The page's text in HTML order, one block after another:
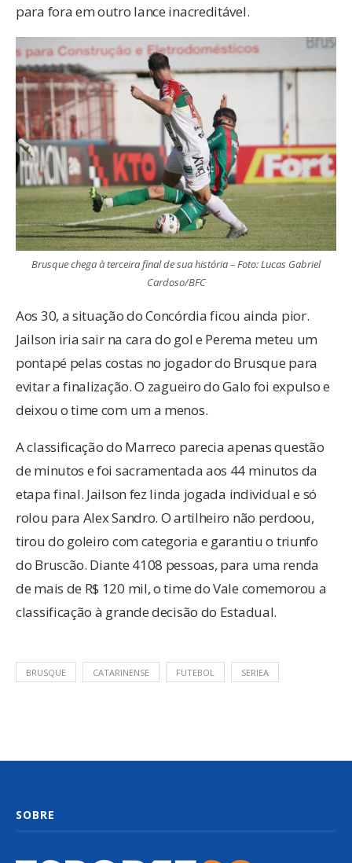
para fora em outro lance inacreditável.
Brusque chega à terceira final de sua história – Foto: Lucas Gabriel
Cardoso/BFC
Aos 30, a situação do Concórdia ficou ainda pior.
Jailson iria sair na cara do gol e Perema meteu um
pontapé pelas costas no jogador do Brusque para
evitar a finalização. O zagueiro do Galo foi expulso e
deixou o time com um a menos.
A classificação do Marreco parecia apenas questão
de minutos e foi sacramentada aos 44 minutos da
etapa final. Jailson fez linda jogada individual e só
rolou para Alex Sandro. O artilheiro não perdoou,
tirou do goleiro com categoria e garantiu o triunfo
do Bruscão. Diante 4108 pessoas, para uma renda
de mais de R$ 120 mil, o time do Vale comemorou a
classificação à grande decisão do Estadual.
BRUSQUE CATARINENSE FUTEBOL SERIEA
SOBRE